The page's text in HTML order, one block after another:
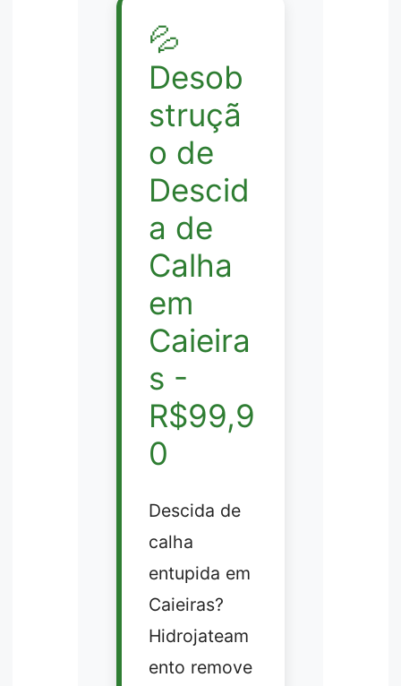
💦
Desob
struçã
o de
Descid
a de
Calha
em
Caieira
s -
R$99,9
0
Descida de
calha
entupida em
Caieiras?
Hidrojateam
ento remove